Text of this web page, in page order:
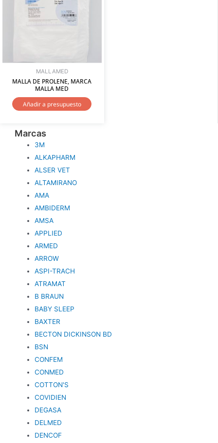
MALLAMED
MALLA DE PROLENE, MARCA
MALLA MED
Añadir a presupuesto
Marcas
3M
ALKAPHARM
ALSER VET
ALTAMIRANO
AMA
AMBIDERM
AMSA
APPLIED
ARMED
ARROW
ASPI-TRACH
ATRAMAT
B BRAUN
BABY SLEEP
BAXTER
BECTON DICKINSON BD
BSN
CONFEM
CONMED
COTTON'S
COVIDIEN
DEGASA
DELMED
DENCOF